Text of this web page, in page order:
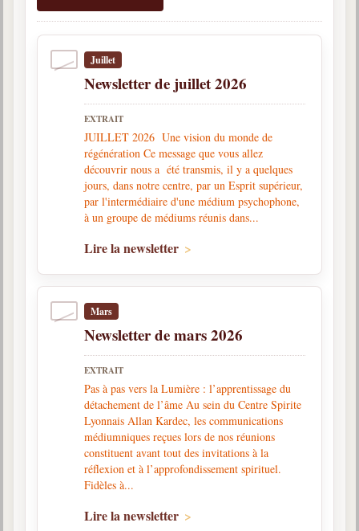
Diaporamas
Powerpoints
Enseignement
Cours dispensés au Centre
Posez-nous des questions
Consultez les réponses
Posez votre question
Vidéoscope
Filmothèque
Les Illustrés
Vidéos courtes de Divaldo
Liens spirites
Centres spirites
Juillet
Newsletter de juillet 2026
EXTRAIT
JUILLET 2026 Une vision du monde de
régénération Ce message que vous allez
découvrir nous a été transmis, il y a quelques
jours, dans notre centre, par un Esprit supérieur,
par l'intermédiaire d'une médium psychophone,
à un groupe de médiums réunis dans...
Lire la newsletter
Mars
Newsletter de mars 2026
EXTRAIT
Pas à pas vers la Lumière : l’apprentissage du
détachement de l’âme Au sein du Centre Spirite
Lyonnais Allan Kardec, les communications
médiumniques reçues lors de nos réunions
constituent avant tout des invitations à la
réflexion et à l’approfondissement spirituel.
Fidèles à...
Lire la newsletter